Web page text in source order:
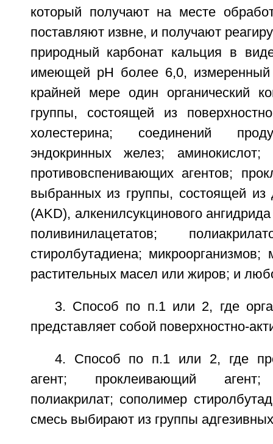
который получают на месте
поставляют извне, и получают
природный карбонат кальция в
имеющей рН более 6,0,
крайней мере один органический
группы, состоящей из
холестерина; соединений
эндокринных желез; аминокислот;
противовспенивающих агентов;
выбранных из группы, состоящей из
(AKD), алкенилсукцинового
поливинилацетатов;
стиролбутадиена;
растительных масел или жиров; и
3. Способ по п.1 или 2, где
представляет собой поверхностно-
4. Способ по п.1 или 2, где
агент; проклеивающий агент;
полиакрилат; сополимер
смесь выбирают из группы